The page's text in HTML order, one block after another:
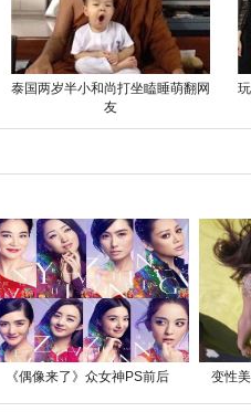
泰国两岁半小和尚打坐瞌睡萌翻网
友
《偶像来了》众女神PS前后 变性